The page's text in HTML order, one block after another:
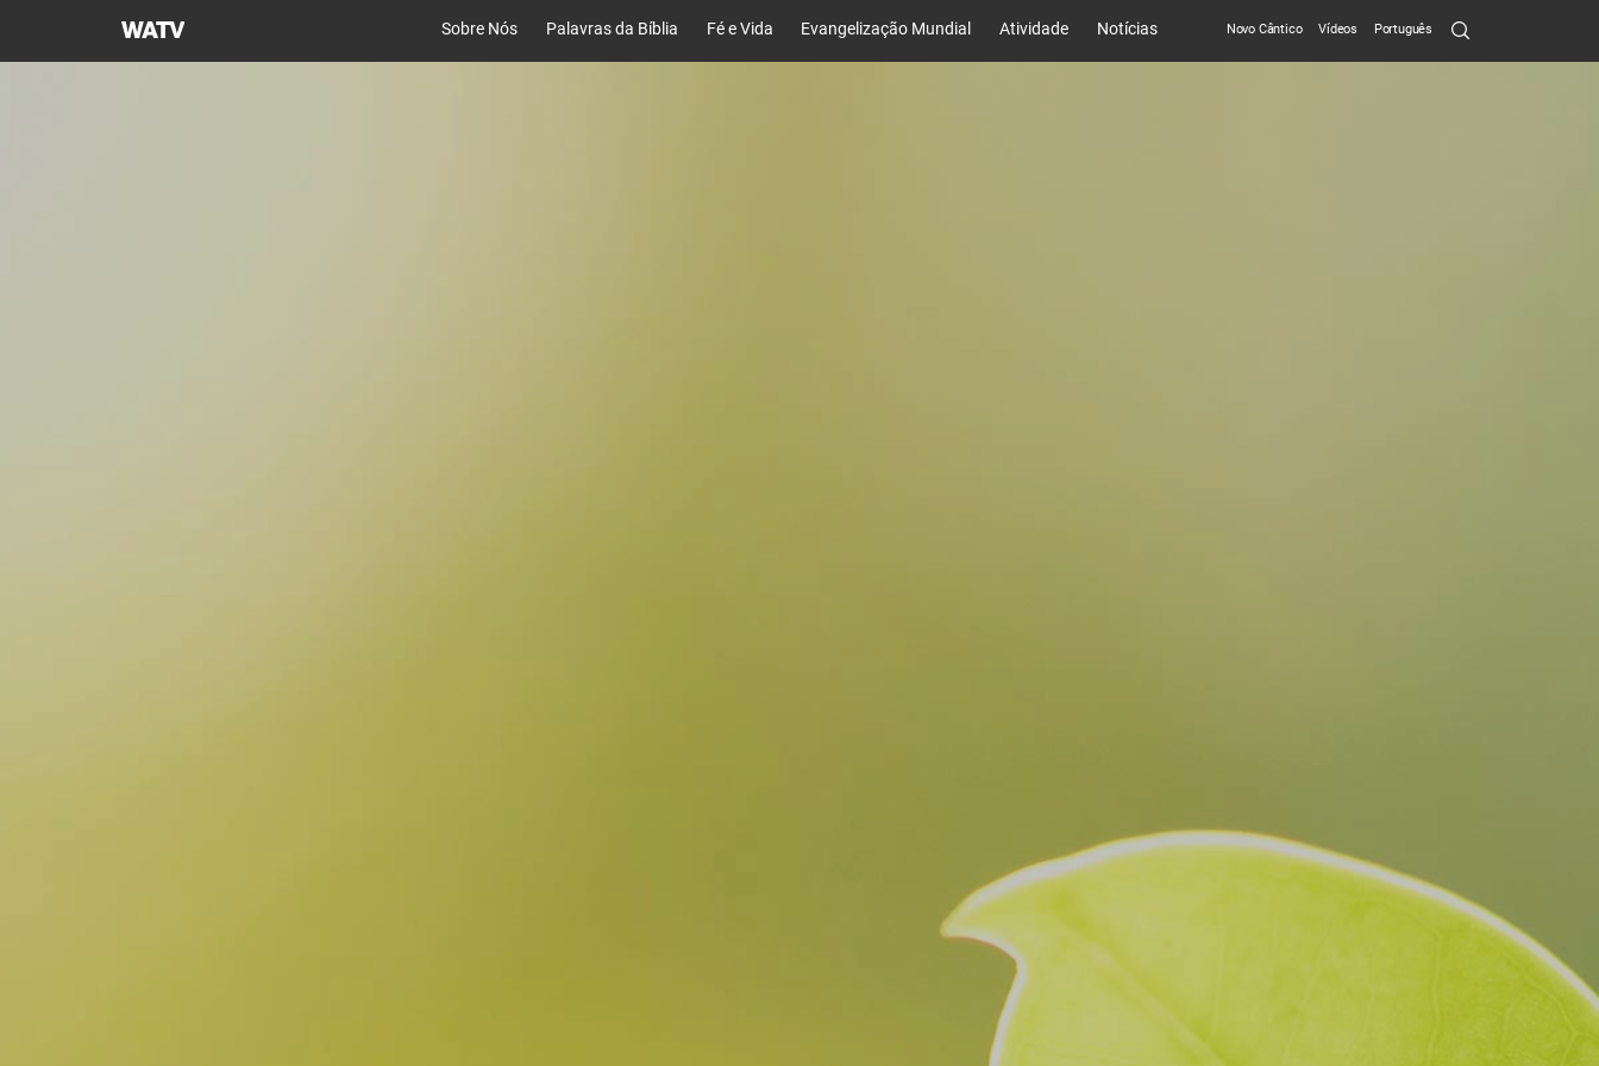
Igreja
Sobre Nós Palavras da Bíblia Fé e Vida Evangelização Mundial Atividade Notícias Novo Cântico Vídeos Português Search
Submit